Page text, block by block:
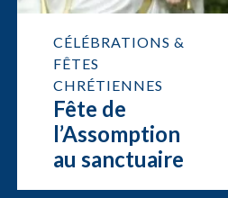
CÉLÉBRATIONS &
FÊTES
CHRÉTIENNES
Fête de
l’Assomption
au sanctuaire
Notre-Dame